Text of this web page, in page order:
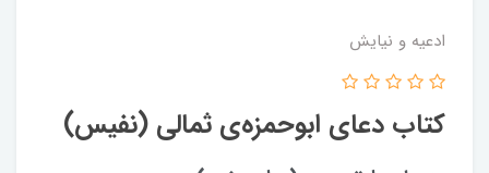
ادعیه و نیایش
کتاب دعای ابوحمزه‌ی ثمالی (نفیس)